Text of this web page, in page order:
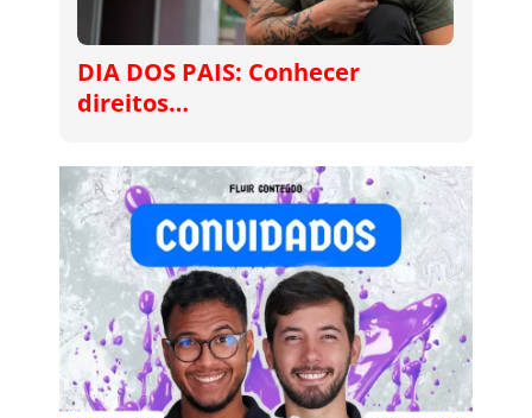
DIA DOS PAIS: Conhecer
direitos…